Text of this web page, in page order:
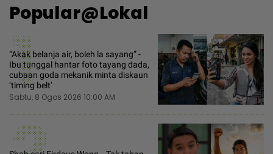
Popular@Lokal
1
“Akak belanja air, boleh la sayang” -
Ibu tunggal hantar foto tayang dada,
cubaan goda mekanik minta diskaun
‘timing belt’
Sabtu, 8 Ogos 2026 10:00 AM